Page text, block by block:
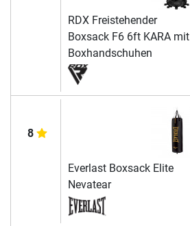
RDX Freistehender
Boxsack F6 6ft KARA mit
Boxhandschuhen
8
Everlast Boxsack Elite
Nevatear